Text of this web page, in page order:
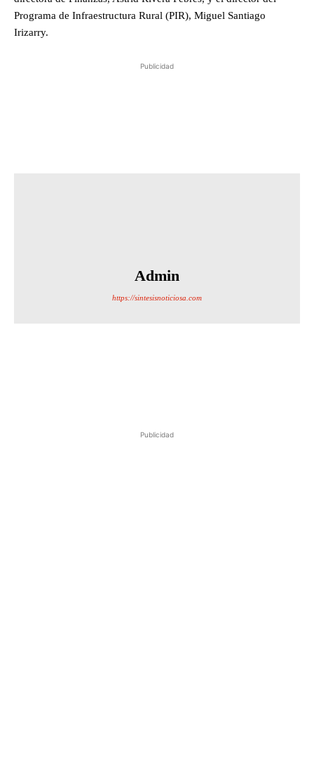
Programa de Infraestructura Rural (PIR), Miguel Santiago
Irizarry.
Publicidad
Admin
https://sintesisnoticiosa.com
Publicidad